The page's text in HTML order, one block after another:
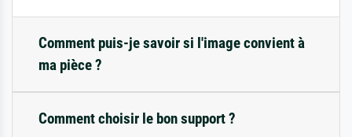
Comment puis-je savoir si l'image convient à
ma pièce ?
Comment choisir le bon support ?